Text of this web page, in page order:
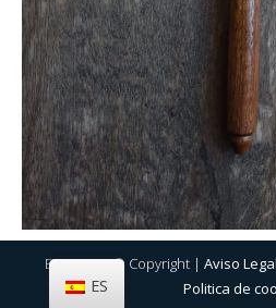
Eurosigno © Copyright | Aviso Legal
Politica de
ES